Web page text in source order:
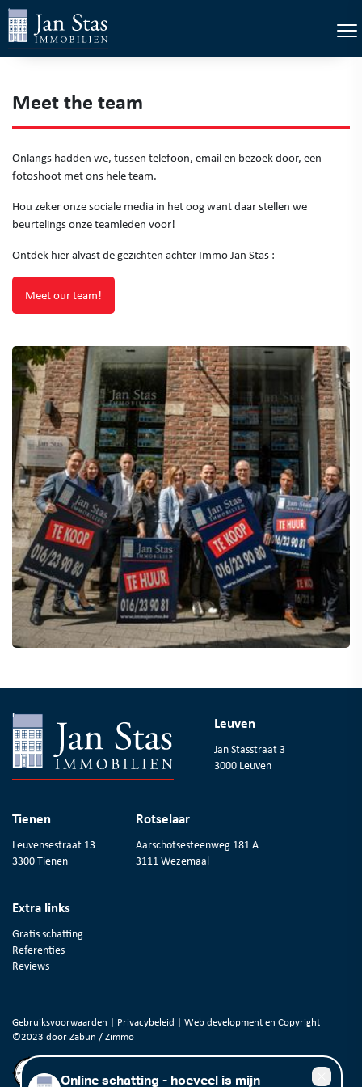
×
Meet the team
Onlangs hadden we, tussen telefoon, email en bezoek door, een
fotoshoot met ons hele team.
Hou zeker onze sociale media in het oog want daar stellen we
beurtelings onze teamleden voor!
Ontdek hier alvast de gezichten achter Immo Jan Stas :
Meet our team!
Leuven
Jan Stasstraat 3
3000 Leuven
Tienen
Leuvensestraat 13
3300 Tienen
Rotselaar
Aarschotsesteenweg 181 A
3111 Wezemaal
Extra links
Gratis schatting
Referenties
Reviews
Gebruiksvoorwaarden | Privacybeleid | Web development en Copyright
©2023 doorZabun /Zimmo